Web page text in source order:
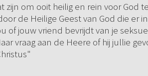
zijn om ooit heilig en rein voor God
de Heilige Geest van God die er
of jouw vriend bevrijdt van je
vraag aan de Heere of hij jullie